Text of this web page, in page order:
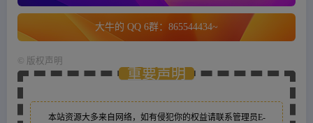
大牛的 QQ 6群：865544434~
版权声明
重要声明
本站资源大多来自网络，如有侵犯你的权益请联系管理员E-